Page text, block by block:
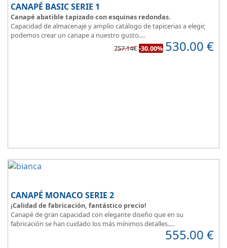
CANAPÉ BASIC SERIE 1
Canapé abatible tapizado con esquinas redondas.
Capacidad de almacenaje y amplio catálogo de tapicerias a elegir,
podemos crear un canape a nuestro gusto.
Diseño, elegancia y funcionalidad se unen para ofrecerte la base del
757.14€ -30.00% 530.00 €
CANAPÉ MONACO SERIE 2
¡Calidad de fabricación, fantástico precio!
Canapé de gran capacidad con elegante diseño que en su
fabricación se han cuidado los más mínimos detalles.
Dispone de un amplio catálogo de tapicerias y polipieles a elegir,
personalizar a tu gusto todos los detalles y de
555.00 €